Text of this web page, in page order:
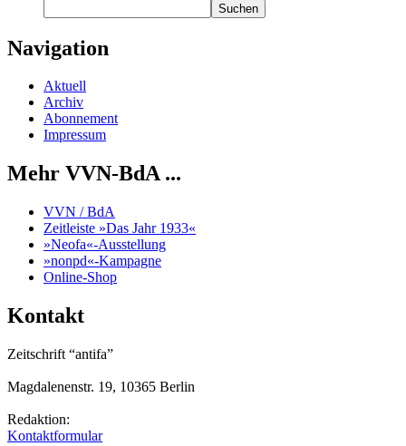
Suchen
Navigation
Aktuell
Archiv
Abonnement
Impressum
Mehr VVN-BdA ...
VVN / BdA
Zeitleiste »Das Jahr 1933«
»Neofa«-Ausstellung
»nonpd«-Kampagne
Online-Shop
Kontakt
Zeitschrift “antifa”
Magdalenenstr. 19, 10365 Berlin
Redaktion:
Kontaktformular